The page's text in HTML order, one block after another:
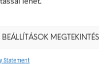
BEÁLLÍTÁSOK
Statement